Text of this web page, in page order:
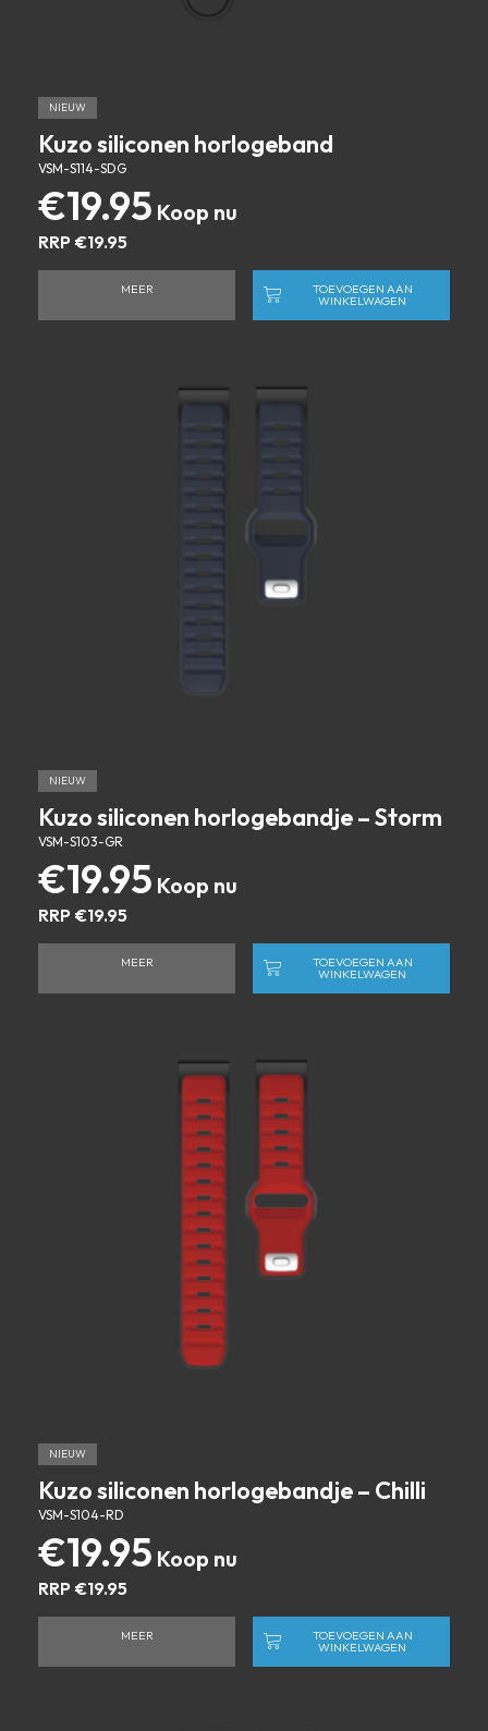
NIEUW
Kuzo siliconen horlogeband
VSM-S114-SDG
€19.95
RRP €19.95
MEER TOEVOEGEN AAN
WINKELWAGEN
NIEUW
Kuzo siliconen horlogebandje – Storm
VSM-S103-GR
€19.95
RRP €19.95
MEER TOEVOEGEN AAN
WINKELWAGEN
NIEUW
Kuzo siliconen horlogebandje – Chilli
VSM-S104-RD
€19.95
RRP €19.95
MEER TOEVOEGEN AAN
WINKELWAGEN